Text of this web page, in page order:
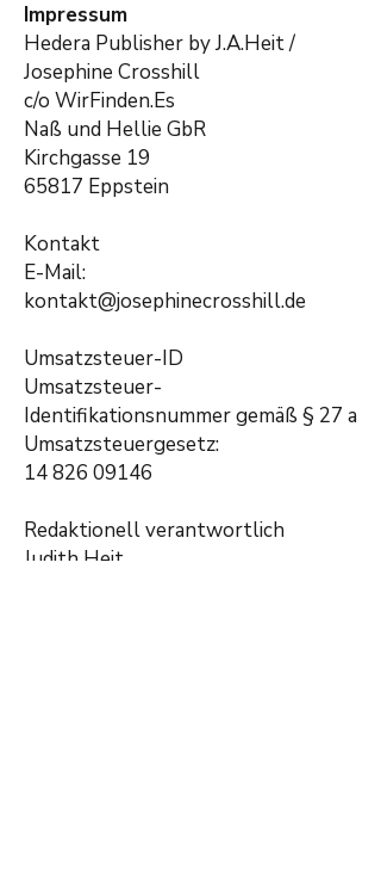
Impressum
​Hedera Publisher by J.A.Heit /
Josephine Crosshill
c/o WirFinden.Es
Naß und Hellie GbR
Kirchgasse 19
65817 Eppstein
Kontakt
E-Mail:
kontakt@josephinecrosshill.de
Umsatzsteuer-ID
Umsatzsteuer-
Identifikationsnummer gemäß § 27 a
Umsatzsteuergesetz:
14 826 09146
Redaktionell verantwortlich
Judith Heit